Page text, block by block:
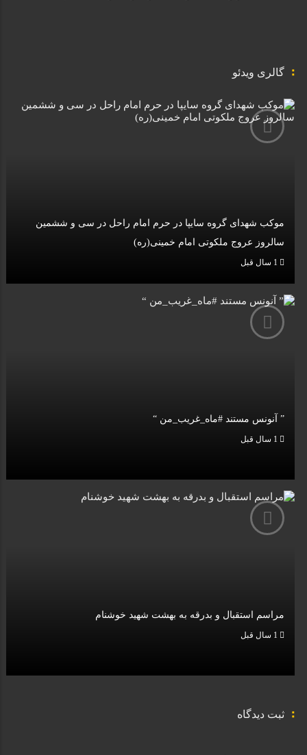
گالری ویدئو
موکب شهدای گروه سایپا در حرم امام راحل در سی و ششمین
سالروز عروج ملکوتی امام خمینی(ره)
” آنونس مستند #ماه_غریب_من “
مراسم استقبال و بدرقه به بهشت شهید خوشنام
ثبت دیدگاه